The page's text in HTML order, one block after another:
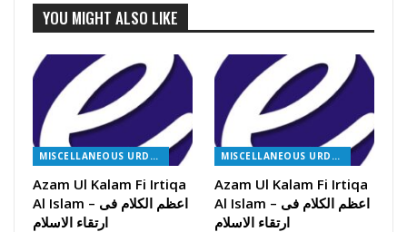
YOU MIGHT ALSO LIKE
MISCELLANEOUS URDU BOOKS
Azam Ul Kalam Fi Irtiqa
Al Islam – اعظم الکلام فی
ارتقاء الاسلام
MISCELLANEOUS URDU BOOKS
Azam Ul Kalam Fi Irtiqa
Al Islam – اعظم الکلام فی
ارتقاء الاسلام